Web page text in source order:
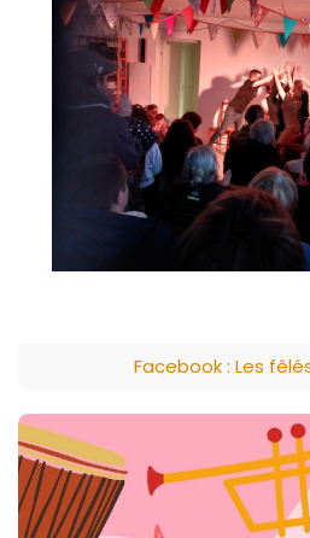
Facebook : Les